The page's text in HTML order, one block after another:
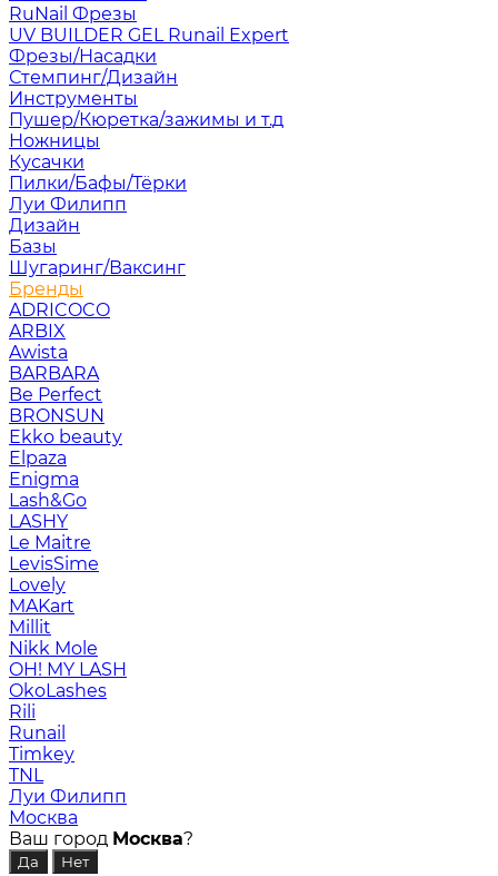
RuNail Фрезы
UV BUILDER GEL Runail Expert
Фрезы/Насадки
Стемпинг/Дизайн
Инструменты
Пушер/Кюретка/зажимы и т.д
Ножницы
Кусачки
Пилки/Бафы/Тёрки
Луи Филипп
Дизайн
Базы
Шугаринг/Ваксинг
Бренды
ADRICOCO
ARBIX
Awista
BARBARA
Be Perfect
BRONSUN
Ekko beauty
Elpaza
Enigma
Lash&Go
LASHY
Le Maitre
LevisSime
Lovely
MAKart
Millit
Nikk Mole
OH! MY LASH
OkoLashes
Rili
Runail
Timkey
TNL
Луи Филипп
Москва
Ваш город Москва?